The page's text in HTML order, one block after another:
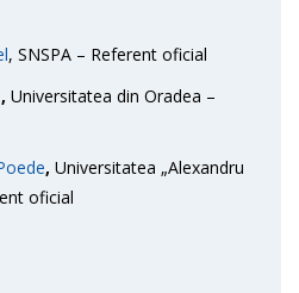
, SNSPA – Referent oficial
, Universitatea din Oradea –
, Universitatea „Alexandru
oficial